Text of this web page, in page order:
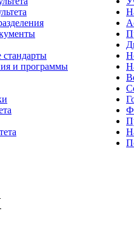
стандарты
и программы